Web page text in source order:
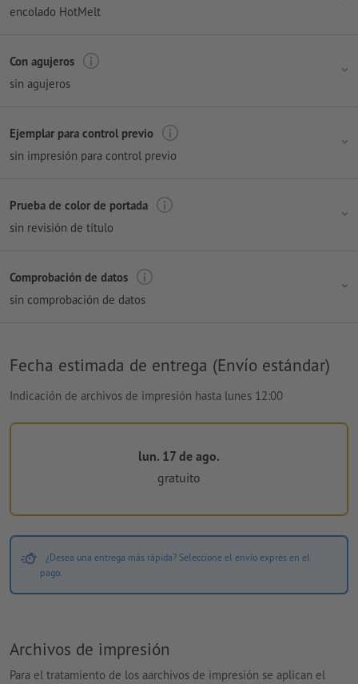
encolado HotMelt
Con agujeros
sin agujeros
Ejemplar para control previo
sin impresión para control previo
Prueba de color de portada
sin revisión de título
Comprobación de datos
sin comprobación de datos
Fecha estimada de entrega (Envío estándar)
Indicación de archivos de impresión hasta lunes 12:00
lun. 17 de ago.
gratuito
¿Desea una entrega más rápida? Seleccione el envío exprés en el
pago.
Archivos de impresión
Para el tratamiento de los aarchivos de impresión se aplican el